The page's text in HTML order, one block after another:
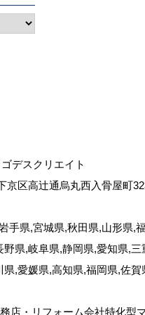
デスクリエイト
京区高辻通烏丸西入骨屋町
手県,宮城県,秋田県,山形県,
県,岐阜県,静岡県,愛知県,
,愛媛県,高知県,福岡県,佐
店・リフォーム会社特化型